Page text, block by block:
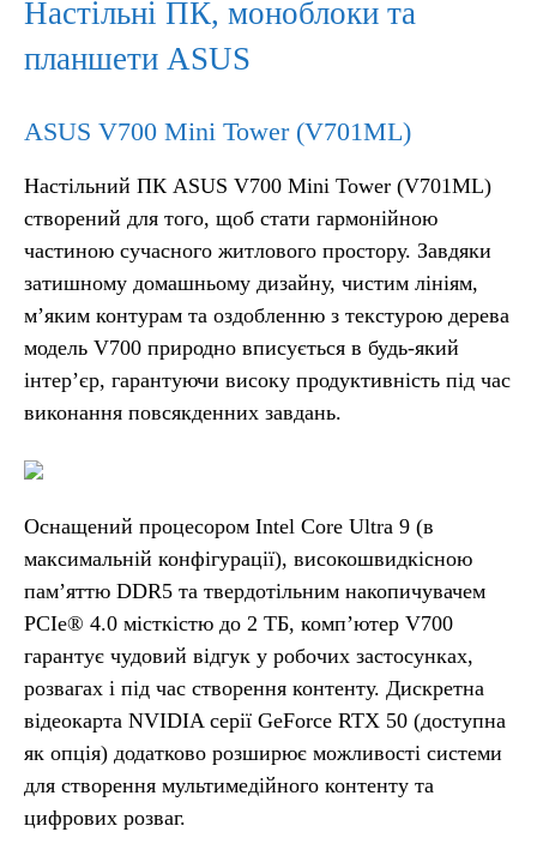
Настільні ПК, моноблоки та
планшети ASUS
ASUS V700 Mini Tower (V701ML)
Настільний ПК ASUS V700 Mini Tower (V701ML)
створений для того, щоб стати гармонійною
частиною сучасного житлового простору. Завдяки
затишному домашньому дизайну, чистим лініям,
м’яким контурам та оздобленню з текстурою дерева
модель V700 природно вписується в будь-який
інтер’єр, гарантуючи високу продуктивність під час
виконання повсякденних завдань.
Оснащений процесором Intel Core Ultra 9 (в
максимальній конфігурації), високошвидкісною
пам’яттю DDR5 та твердотільним накопичувачем
PCIe® 4.0 місткістю до 2 ТБ, комп’ютер V700
гарантує чудовий відгук у робочих застосунках,
розвагах і під час створення контенту. Дискретна
відеокарта NVIDIA серії GeForce RTX 50 (доступна
як опція) додатково розширює можливості системи
для створення мультимедійного контенту та
цифрових розваг.